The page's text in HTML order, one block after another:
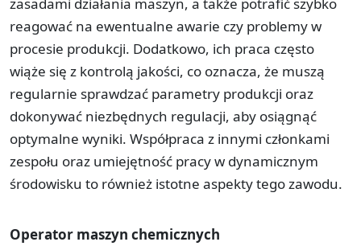
reagować na ewentualne awarie czy problemy w
procesie produkcji. Dodatkowo, ich praca często
wiąże się z kontrolą jakości, co oznacza, że muszą
regularnie sprawdzać parametry produkcji oraz
dokonywać niezbędnych regulacji, aby osiągnąć
optymalne wyniki. Współpraca z innymi członkami
zespołu oraz umiejętność pracy w dynamicznym
środowisku to również istotne aspekty tego zawodu.
Operator maszyn chemicznych